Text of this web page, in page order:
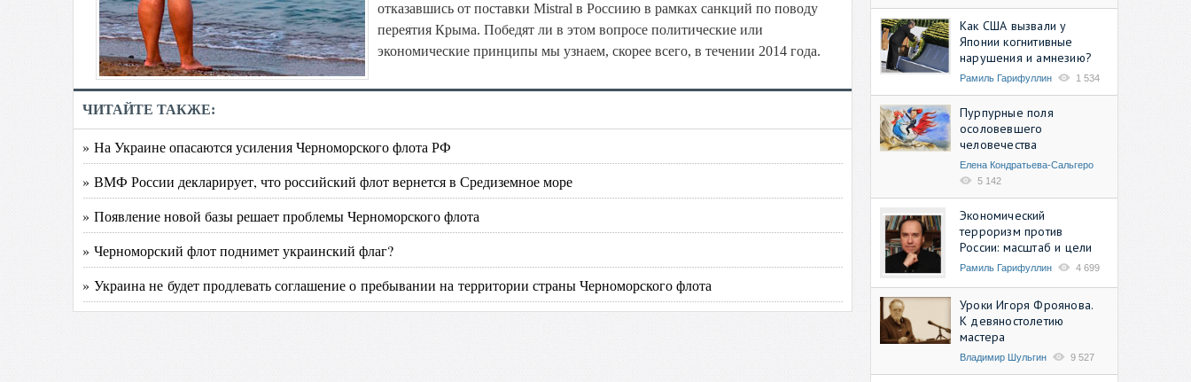
отказавшись от поставки Mistral в Россиию в рамках санкций по поводу
переятия Крыма. Победят ли в этом вопросе политические или
экономические принципы мы узнаем, скорее всего, в течении 2014 года.
ЧИТАЙТЕ ТАКЖЕ:
» На Украине опасаются усиления Черноморского флота РФ
» ВМФ России декларирует, что российский флот вернется в Средиземное море
» Появление новой базы решает проблемы Черноморского флота
» Черноморский флот поднимет украинский флаг?
» Украина не будет продлевать соглашение о пребывании на территории страны Черноморского флота
Как США вызвали у
Японии когнитивные
нарушения и амнезию?
Рамиль Гарифуллин 1 534
Пурпурные поля
осоловевшего
человечества
Елена Кондратьева-Сальгеро
5 142
Экономический
терроризм против
России: масштаб и цели
Рамиль Гарифуллин 4 699
Уроки Игоря Фроянова.
К девяностолетию
мастера
Владимир Шульгин 9 527